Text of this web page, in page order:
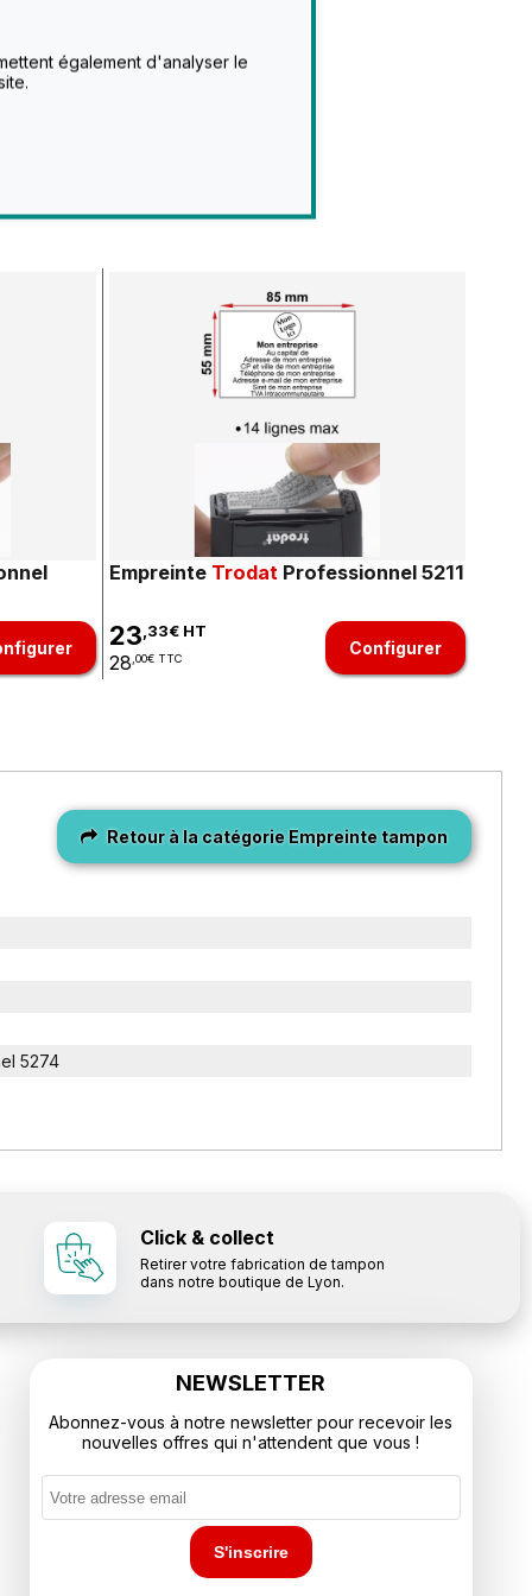
Empreinte Trodat Professionnel 5211
23,33€ HT
28 ,00€ TTC
Configurer
Retour à la catégorie Empreinte tampon
5274
Click & collect
Retirer votre fabrication de tampon
dans notre boutique de Lyon.
NEWSLETTER
Abonnez-vous à notre newsletter pour recevoir les
nouvelles offres qui n'attendent que vous !
S'inscrire
également d'analyser le